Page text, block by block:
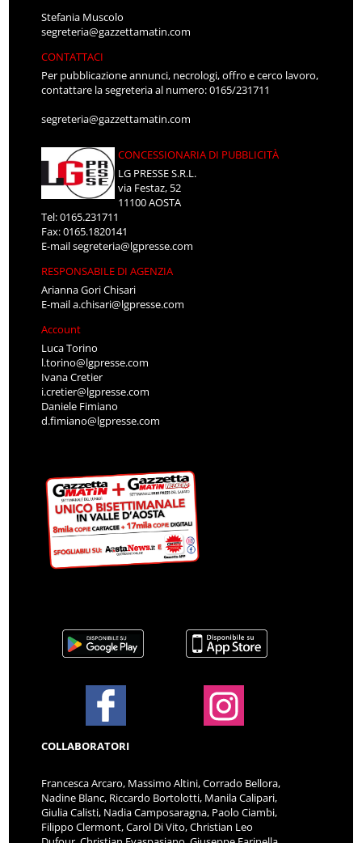
Stefania Muscolo
segreteria@gazzettamatin.com
CONTATTACI
Per pubblicazione annunci, necrologi, offro e cerco lavoro,
contattare la segreteria al numero: 0165/231711
segreteria@gazzettamatin.com
CONCESSIONARIA DI PUBBLICITÀ
LG PRESSE S.R.L.
via Festaz, 52
11100 AOSTA
Tel: 0165.231711
Fax: 0165.1820141
E-mailsegreteria@lgpresse.com
RESPONSABILE DI AGENZIA
Arianna Gori Chisari
E-maila.chisari@lgpresse.com
Account
Luca Torino
l.torino@lgpresse.com
Ivana Cretier
i.cretier@lgpresse.com
Daniele Fimiano
d.fimiano@lgpresse.com
COLLABORATORI
Francesca Arcaro, Massimo Altini, Corrado Bellora,
Nadine Blanc, Riccardo Bortolotti, Manila Calipari,
Giulia Calisti, Nadia Camposaragna, Paolo Ciambi,
Filippo Clermont, Carol Di Vito, Christian Leo